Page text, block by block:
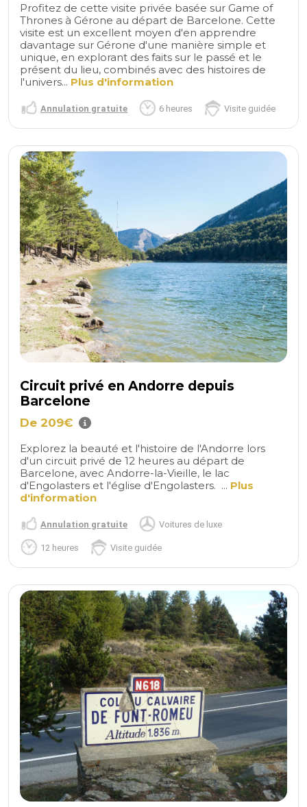
Profitez de cette visite privée basée sur Game of
Thrones à Gérone au départ de Barcelone. Cette
visite est un excellent moyen d'en apprendre
davantage sur Gérone d'une manière simple et
unique, en explorant des faits sur le passé et le
présent du lieu, combinés avec des histoires de
l'univers... Plus d'information
Annulation gratuite 6 heures Visite guidée
Circuit privé en Andorre depuis
Barcelone
De 209€
Explorez la beauté et l'histoire de l'Andorre lors
d'un circuit privé de 12 heures au départ de
Barcelone, avec Andorre-la-Vieille, le lac
d'Engolasters et l'église d'Engolasters. ... Plus
d'information
Annulation gratuite Voitures de luxe
12 heures Visite guidée